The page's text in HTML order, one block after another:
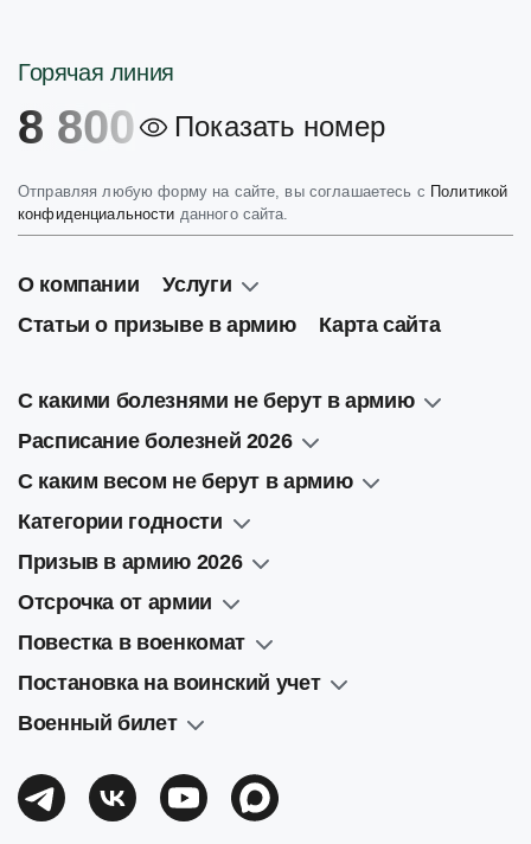
Горячая линия
8 800 Показать номер
Отправляя любую форму на сайте, вы соглашаетесь с Политикой
конфиденциальности данного сайта.
О компании
Услуги
Статьи о призыве в армию
Карта сайта
С какими болезнями не берут в армию
Расписание болезней 2026
С каким весом не берут в армию
Категории годности
Призыв в армию 2026
Отсрочка от армии
Повестка в военкомат
Постановка на воинский учет
Военный билет